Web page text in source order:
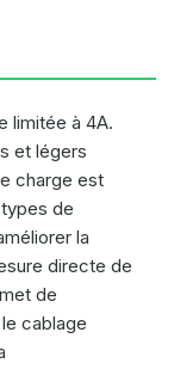
limitée à 4A.
et légers
charge est
de
la
directe de
de
cablage